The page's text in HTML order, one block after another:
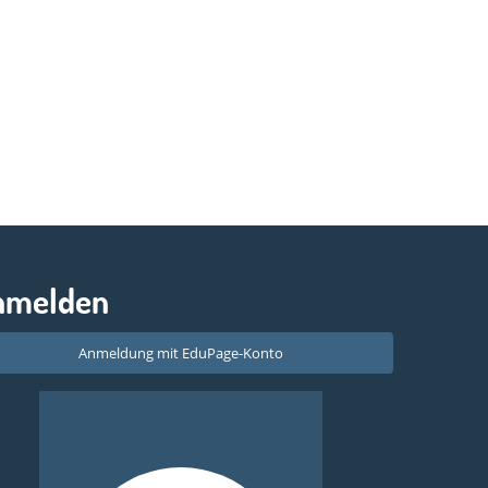
Anmeldung mit EduPage-Konto
Benutzernamen oder Passwort vergessen